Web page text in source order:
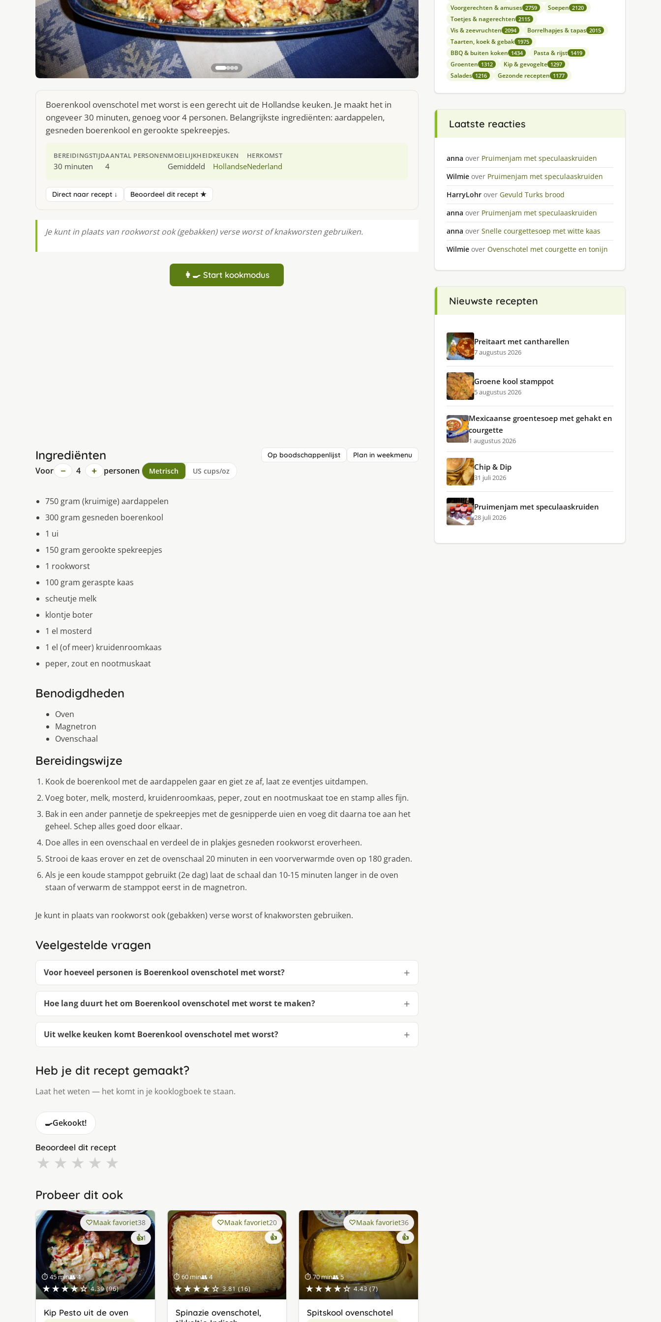
Boerenkool ovenschotel met worst is een gerecht uit de Hollandse keuken. Je maakt het in
ongeveer 30 minuten, genoeg voor 4 personen. Belangrijkste ingrediënten: aardappelen,
gesneden boerenkool en gerookte spekreepjes.
BEREIDINGSTIJD
30 minuten
AANTAL PERSONEN
4
MOEILIJKHEID
Gemiddeld
KEUKEN
Hollandse
HERKOMST
Nederland
Direct naar recept ↓ Beoordeel dit recept ★
Je kunt in plaats van rookworst ook (gebakken) verse worst of knakworsten gebruiken.
👩‍🍳 Start kookmodus
Ingrediënten Op boodschappenlijst Plan in weekmenu
Voor − 4 + personen Metrisch US cups/oz
750 gram (kruimige) aardappelen
300 gram gesneden boerenkool
1 ui
150 gram gerookte spekreepjes
1 rookworst
100 gram geraspte kaas
scheutje melk
klontje boter
1 el mosterd
1 el (of meer) kruidenroomkaas
peper, zout en nootmuskaat
Benodigdheden
Oven
Magnetron
Ovenschaal
Bereidingswijze
Kook de boerenkool met de aardappelen gaar en giet ze af, laat ze eventjes uitdampen.
Voeg boter, melk, mosterd, kruidenroomkaas, peper, zout en nootmuskaat toe en stamp alles fijn.
Bak in een ander pannetje de spekreepjes met de gesnipperde uien en voeg dit daarna toe aan het
geheel. Schep alles goed door elkaar.
Doe alles in een ovenschaal en verdeel de in plakjes gesneden rookworst eroverheen.
Strooi de kaas erover en zet de ovenschaal 20 minuten in een voorverwarmde oven op 180 graden.
Als je een koude stamppot gebruikt (2e dag) laat de schaal dan 10-15 minuten langer in de oven
staan of verwarm de stamppot eerst in de magnetron.
Je kunt in plaats van rookworst ook (gebakken) verse worst of knakworsten gebruiken.
Veelgestelde vragen
Voor hoeveel personen is Boerenkool ovenschotel met worst?
Hoe lang duurt het om Boerenkool ovenschotel met worst te maken?
Uit welke keuken komt Boerenkool ovenschotel met worst?
Heb je dit recept gemaakt?
Laat het weten — het komt in je kooklogboek te staan.
🍳Gekookt!
Beoordeel dit recept
★ ★ ★ ★ ★
Probeer dit ook
⏱ 45 min👥 4
★★★★☆ 4.39 (96)
Maak favoriet38
👍1keer
lekker
gevonden
Kip Pesto uit de oven
⏱ 60 min👥 4
★★★★☆ 3.81 (16)
Maak favoriet20
👍
Spinazie ovenschotel,
⏱ 70 min👥 5
★★★★☆ 4.43 (7)
Maak favoriet36
👍
Spitskool ovenschotel
Voorgerechten & amuses 2759 Soepen 2120
Toetjes & nagerechten 2115
Vis & zeevruchten 2094 Borrelhapjes & tapas 2015
Taarten, koek & gebak 1975
BBQ & buiten koken 1434 Pasta & rijst 1419
Groenten 1312 Kip & gevogelte 1297
Salades 1216 Gezonde recepten 1177
Laatste reacties
anna over Pruimenjam met speculaaskruiden
Wilmie over Pruimenjam met speculaaskruiden
HarryLohr over Gevuld Turks brood
anna over Pruimenjam met speculaaskruiden
anna over Snelle courgettesoep met witte kaas
Wilmie over Ovenschotel met courgette en tonijn
Nieuwste recepten
Preitaart met cantharellen
7 augustus 2026
Groene kool stamppot
5 augustus 2026
Mexicaanse groentesoep met gehakt en
courgette
1 augustus 2026
Chip & Dip
31 juli 2026
Pruimenjam met speculaaskruiden
28 juli 2026